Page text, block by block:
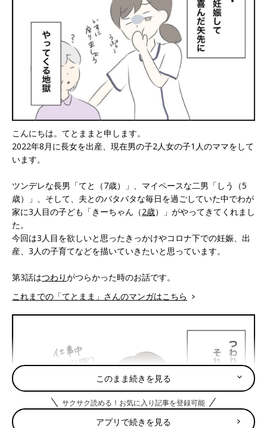
こんにちは。てとままと申します。
2022年8月に長女を出産、現在男の子2人女の子1人のママをして
います。
ツンデレな長男「てと（7歳）」、マイペースな二男「しう（5
歳）」、そして、夫とのバタバタな毎日を過ごしていた中でわが
家に3人目の子ども「きーちゃん（2歳）」がやってきてくれまし
た。
今回は3人目を欲しいと思ったきっかけやコロナ下での妊娠、出
産、3人の子育てなどを描いていきたいと思っています。
第3話はつわりがつらかった時のお話です。
これまでの「てとまま」さんのマンガはこちら
このまま続きを見る
サクサク読める！お気に入り記事を登録可能
アプリで続きを見る